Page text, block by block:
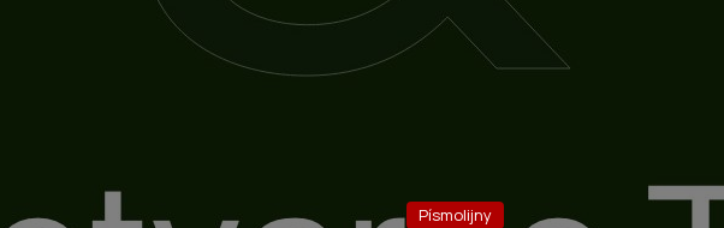
Písmolijny